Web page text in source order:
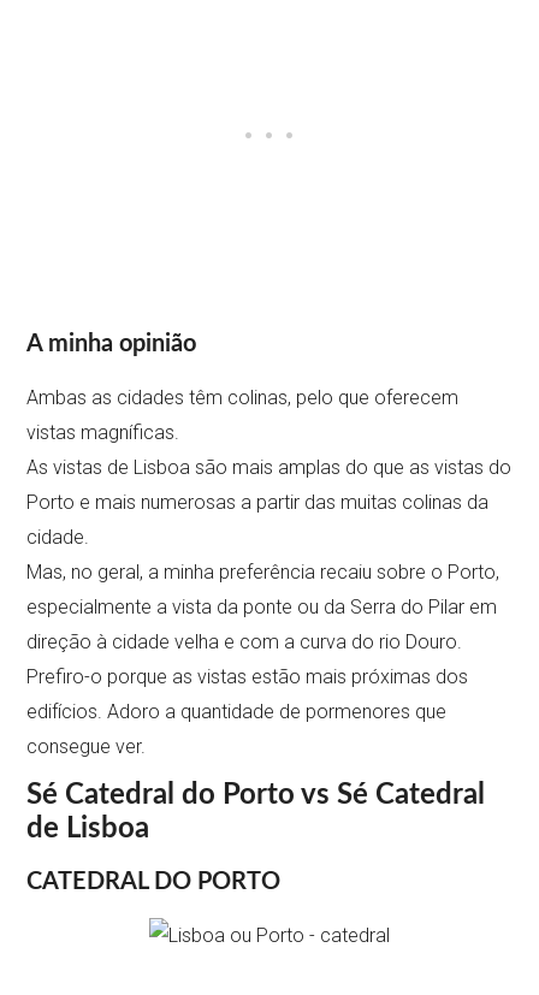
A minha opinião
Ambas as cidades têm colinas, pelo que oferecem
vistas magníficas.
As vistas de Lisboa são mais amplas do que as vistas do
Porto e mais numerosas a partir das muitas colinas da
cidade.
Mas, no geral, a minha preferência recaiu sobre o Porto,
especialmente a vista da ponte ou da Serra do Pilar em
direção à cidade velha e com a curva do rio Douro.
Prefiro-o porque as vistas estão mais próximas dos
edifícios. Adoro a quantidade de pormenores que
consegue ver.
Sé Catedral do Porto vs Sé Catedral
de Lisboa
CATEDRAL DO PORTO